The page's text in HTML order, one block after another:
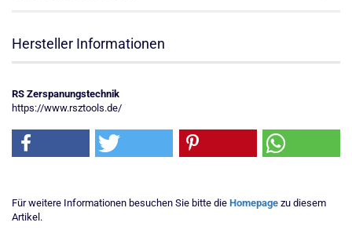
Hersteller Informationen
RS Zerspanungstechnik
https://www.rsztools.de/
Für weitere Informationen besuchen Sie bitte die Homepage zu diesem
Artikel.